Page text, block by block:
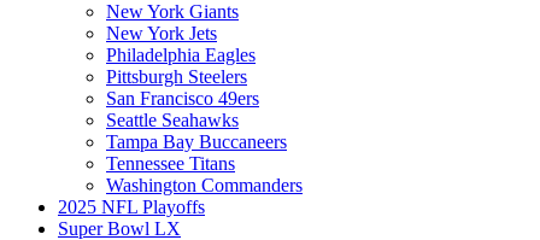
New York Giants
New York Jets
Philadelphia Eagles
Pittsburgh Steelers
San Francisco 49ers
Seattle Seahawks
Tampa Bay Buccaneers
Tennessee Titans
Washington Commanders
2025 NFL Playoffs
Super Bowl LX